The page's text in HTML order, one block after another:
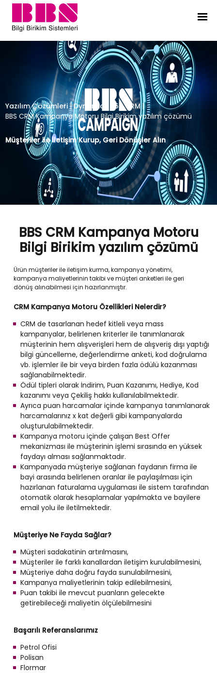
BBS CRM Kampanya Motoru Bilgi
Yazılım Çözümleri | Dynamics 365 CRM |
BBS CRM Kampanya Motoru Bilgi Birikim yazılım çözümü
Müşteriler ile İletişim Kurup, Geri Dönüşler Alın
BBS CRM Kampanya Motoru
Bilgi Birikim yazılım çözümü
Ürün müşteriler ile iletişim kurma, kampanya yönetimi,
kampanya maliyetlerinin takibi ve müşteri anketleri ile geri
dönüş alınabilmesi için hazırlanmıştır.
CRM Kampanya Motoru Özellikleri Nelerdir?
CRM de tasarlanan hedef kitleli veya mass
kampanyalar, belirlenen kriterler ile tanımlanarak
müşterinin hem alışverişleri hem de alışveriş dışı yaptığı
bilgi güncelleme, değerlendirme anketi, kod doğrulama
vb. işlemler ile bir veya birden fazla ödülü kazanması
sağlanabilmektedir.
Ödül tipleri olarak İndirim, Puan Kazanımı, Hediye, Kod
kazanımı veya Çekiliş hakkı kullanılabilmektedir.
Ayrıca puan harcamalar içinde kampanya tanımlanarak
harcamalarınız x kat değerli gibi kampanyalarda
oluşturulabilmektedir.
Kampanya motoru içinde çalışan Best Offer
mekanizması ile müşterinin işlemi sırasında en yüksek
faydayı alması sağlanmaktadır.
Kampanyada müşteriye sağlanan faydanın firma ile
bayi arasında belirlenen oranlar ile paylaşılması için
hazırlanan faturalama uygulaması ile sistem tarafından
otomatik olarak hesaplamalar yapılmakta ve bayilere
email yolu ile iletilmektedir.
Müşteriye Ne Fayda Sağlar?
Müşteri sadakatinin artırılmasını,
Müşteriler ile farklı kanallardan iletişim kurulabilmesini,
Müşteriye daha doğru fayda sunulabilmesini,
Kampanya maliyetlerinin takip edilebilmesini,
Puan takibi ile mevcut puanların gelecekte
getirebileceği maliyetin ölçülebilmesini
Başarılı Referanslarımız
Petrol Ofisi
Polisan
Flormar